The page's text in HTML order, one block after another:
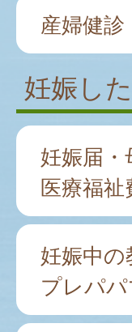
産婦健診
妊娠し
妊娠届・
医療福祉
妊娠中
プレパ